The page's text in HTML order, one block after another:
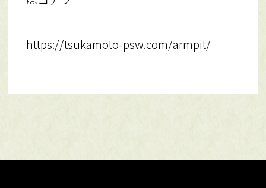
https://tsukamoto-psw.com/armpit/